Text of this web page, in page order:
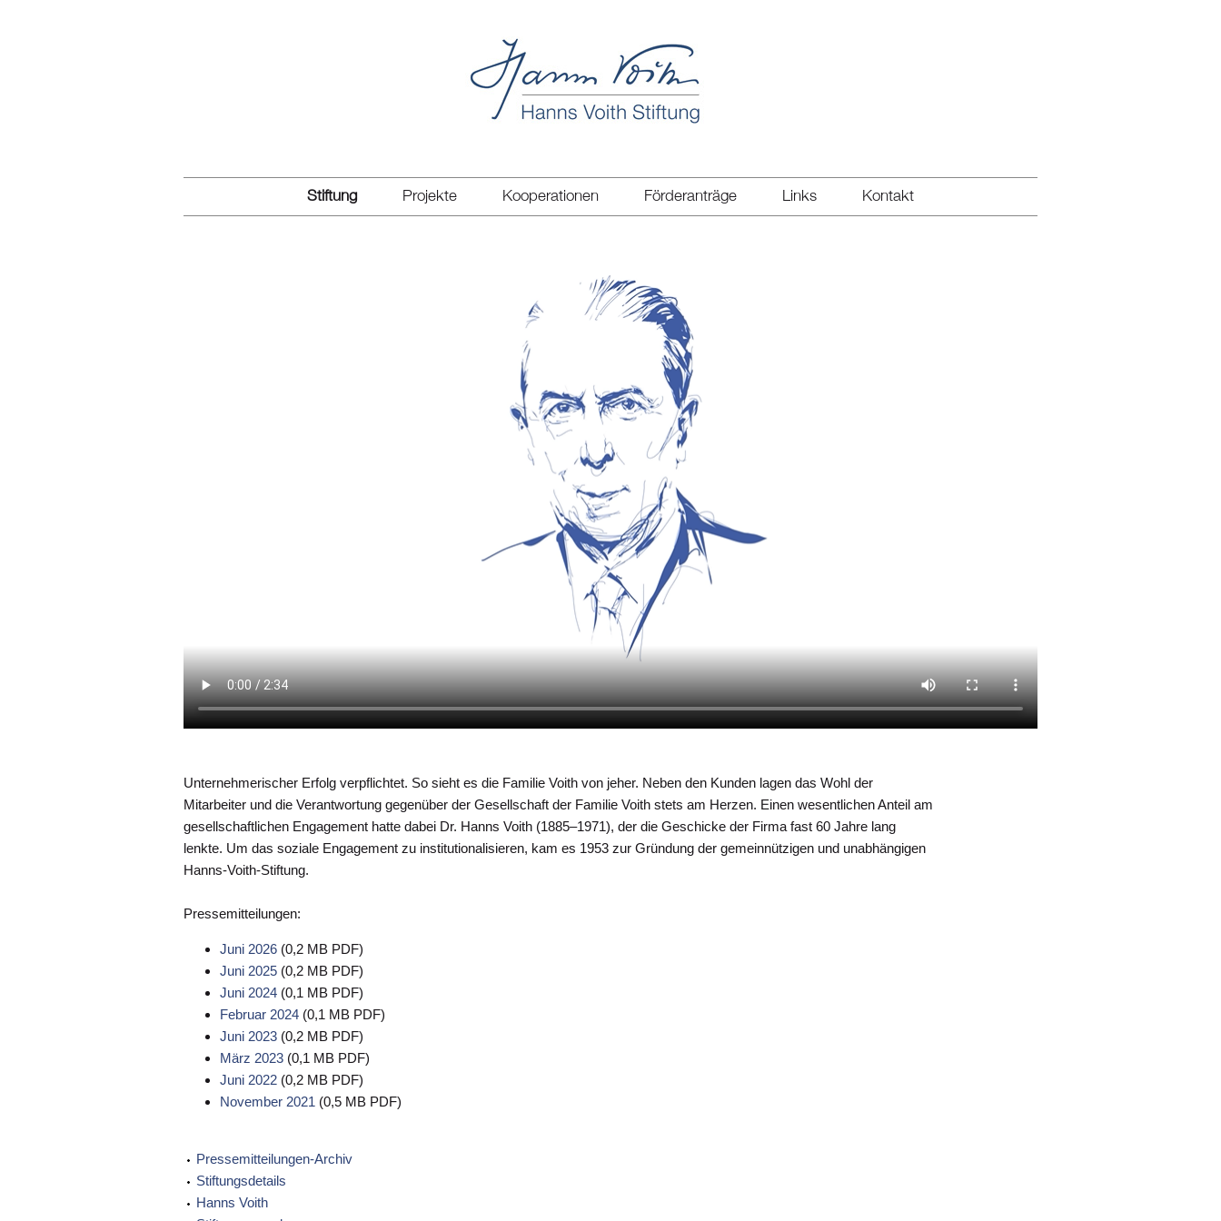
Stiftung Projekte Kooperationen Förderanträge Links Kontakt
Unternehmerischer Erfolg verpflichtet. So sieht es die Familie Voith von jeher. Neben den Kunden lagen das Wohl der
Mitarbeiter und die Verantwortung gegenüber der Gesellschaft der Familie Voith stets am Herzen. Einen wesentlichen Anteil am
gesellschaftlichen Engagement hatte dabei Dr. Hanns Voith (1885–1971), der die Geschicke der Firma fast 60 Jahre lang
lenkte. Um das soziale Engagement zu institutionalisieren, kam es 1953 zur Gründung der gemeinnützigen und unabhängigen
Hanns-Voith-Stiftung.
Pressemitteilungen:
Juni 2026 (0,2 MB PDF)
Juni 2025 (0,2 MB PDF)
Juni 2024 (0,1 MB PDF)
Februar 2024 (0,1 MB PDF)
Juni 2023 (0,2 MB PDF)
März 2023 (0,1 MB PDF)
Juni 2022 (0,2 MB PDF)
November 2021 (0,5 MB PDF)
Pressemitteilungen-Archiv
Stiftungsdetails
Hanns Voith